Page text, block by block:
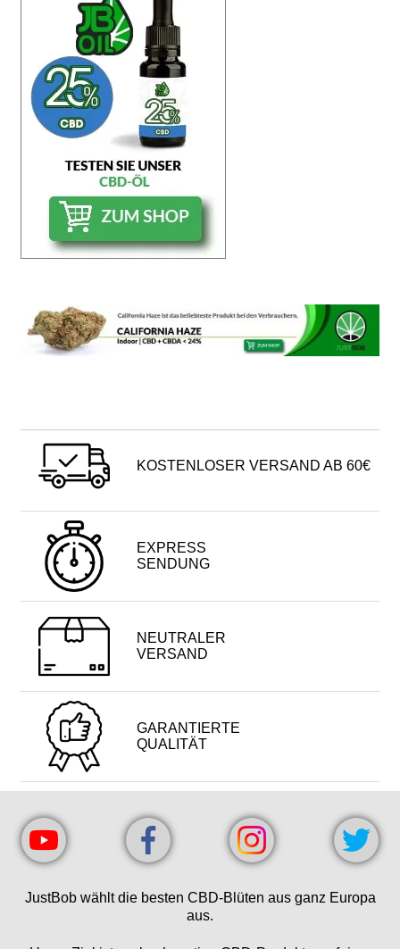
KOSTENLOSER VERSAND AB 60€
EXPRESS
SENDUNG
NEUTRALER
VERSAND
GARANTIERTE
QUALITÄT
JustBob wählt die besten CBD-Blüten aus ganz Europa
aus.